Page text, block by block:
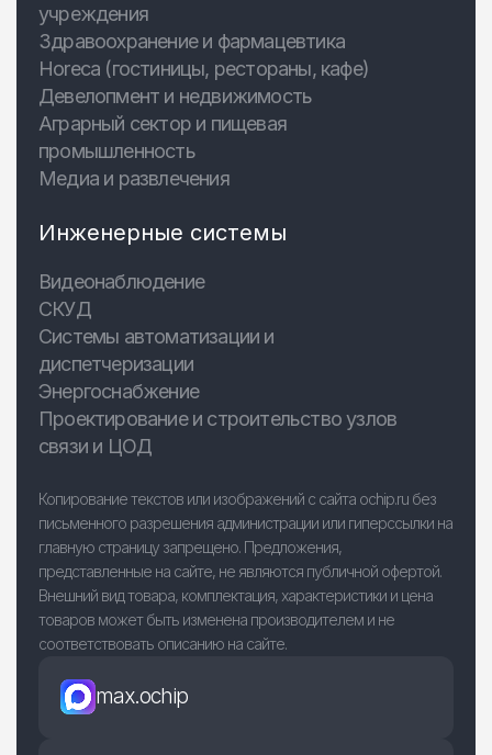
учреждения
Здравоохранение и фармацевтика
Horeca (гостиницы, рестораны, кафе)
Девелопмент и недвижимость
Аграрный сектор и пищевая
промышленность
Медиа и развлечения
Инженерные системы
Видеонаблюдение
СКУД
Системы автоматизации и
диспетчеризации
Энергоснабжение
Проектирование и строительство узлов
связи и ЦОД
Копирование текстов или изображений с сайта ochip.ru без
письменного разрешения администрации или гиперссылки на
главную страницу запрещено. Предложения,
представленные на сайте, не являются публичной офертой.
Внешний вид товара, комплектация, характеристики и цена
товаров может быть изменена производителем и не
соответствовать описанию на сайте.
max.ochip